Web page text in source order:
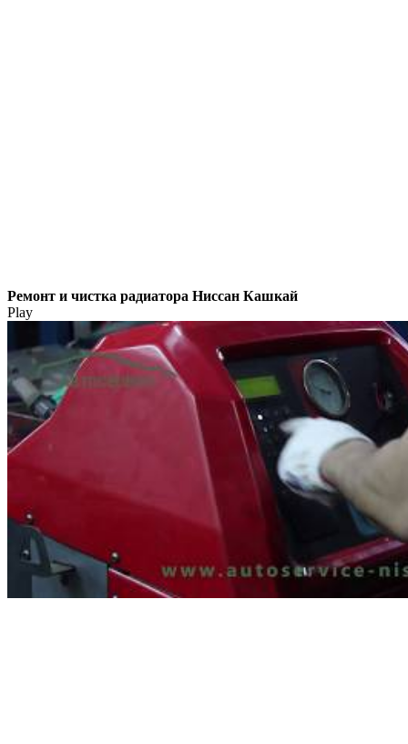
Ремонт и чистка радиатора Ниссан Кашкай
Play